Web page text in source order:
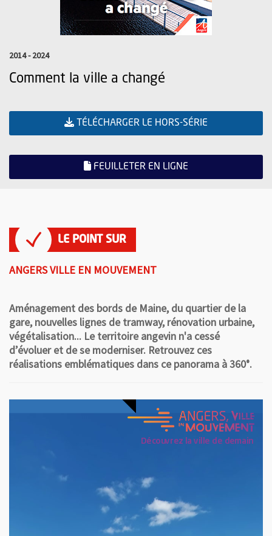
2014 - 2024
Comment la ville a changé
TÉLÉCHARGER LE HORS-SÉRIE
FEUILLETER EN LIGNE
ANGERS VILLE EN MOUVEMENT
Aménagement des bords de Maine, du quartier de la
gare, nouvelles lignes de tramway, rénovation urbaine,
végétalisation... Le territoire angevin n'a cessé
d’évoluer et de se moderniser. Retrouvez ces
réalisations emblématiques dans ce panorama à 360°.